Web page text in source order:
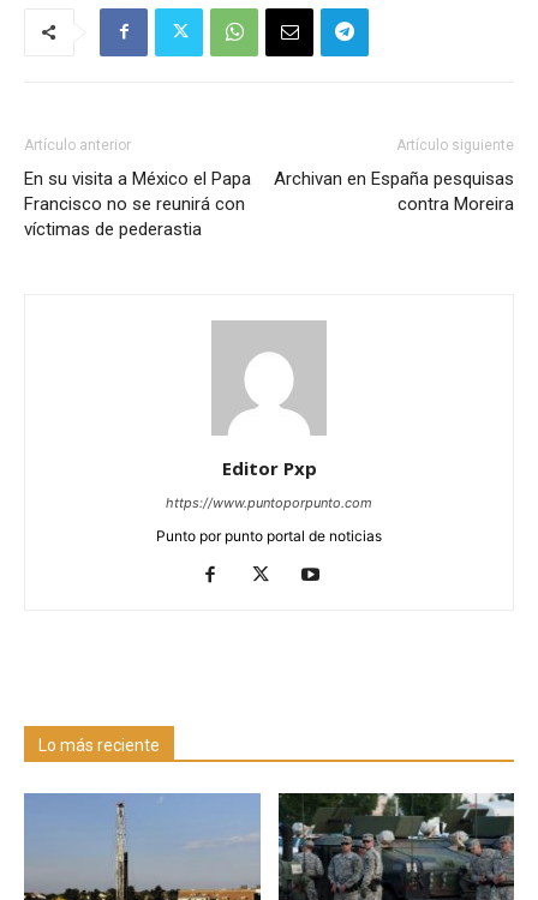
Artículo anterior
En su visita a México el Papa
Francisco no se reunirá con
víctimas de pederastia
Artículo siguiente
Archivan en España pesquisas
contra Moreira
Editor Pxp
https://www.puntoporpunto.com
Punto por punto portal de noticias
Lo más reciente